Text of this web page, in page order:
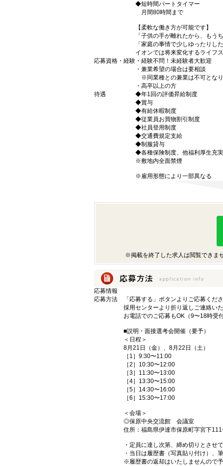
◆短時間パートタイマー
月間80時間まで
【柔軟な働き方が可能です】
「子供の手が離れたから、もう
「家庭の事情で少しゆったり
イオンでは将来変化するライフ
応募資格・経験 ・経験不問！未経験者大歓迎
・兼業希望の場合は要相談
※同業種との兼業は不可とな
・高卒以上の方
待遇
◆年1回の評価昇給制度
◆賞与
◆有給休暇制度
◆従業員お買物割引制度
◆社員登用制度
◆交通費規定支給
◆制服貸与
◆各種保険制度、他福利厚生充実
※敷地内全面禁煙
※雇用形態により一部異なる
※掲載を終了した求人は閲覧できま
応募情報
応募方法
「応募する」ボタンよりご応募くださ
採用センターより折り返しご連絡いた
お電話でのご応募もOK（9〜18時受
■説明・面接選考会開催（要予）
＜日程＞
8月21日（金）、8月22日（土）
［1］9:30〜11:00
［2］10:30〜12:00
［3］11:30〜13:00
［4］13:30〜15:00
［5］14:30〜16:00
［6］15:30〜17:00
＜会場＞
◎保原中央交流館 会議室
住所：福島県伊達市保原町字宮下
・定員に達し次第、締め切りとさせ
・当日は履歴書（写真貼り付け）、
※履歴書の返却はいたしませんので